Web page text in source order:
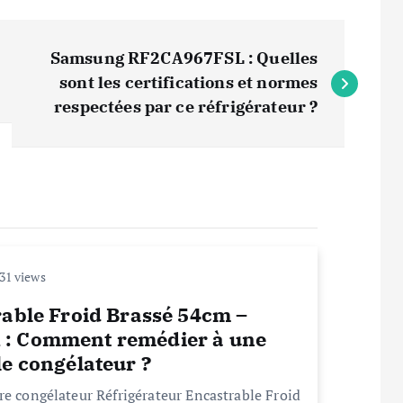
Samsung RF2CA967FSL : Quelles
sont les certifications et normes
respectées par ce réfrigérateur ?
views
Froid Brassé 54cm –
Comment remédier à une
congélateur ?
congélateur Réfrigérateur Encastrable Froid